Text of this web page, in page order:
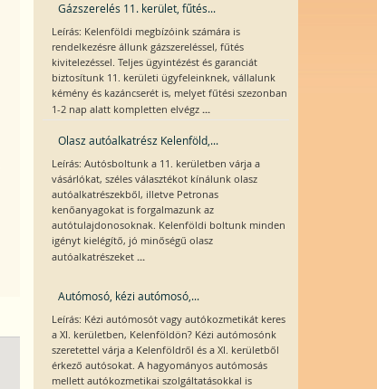
Gázszerelés 11. kerület, fűtés...
Leírás: Kelenföldi megbízóink számára is
rendelkezésre állunk gázszereléssel, fűtés
kivitelezéssel. Teljes ügyintézést és garanciát
biztosítunk 11. kerületi ügyfeleinknek, vállalunk
kémény és kazáncserét is, melyet fűtési szezonban
1-2 nap alatt kompletten elvégz ...
Olasz autóalkatrész Kelenföld,...
Leírás: Autósboltunk a 11. kerületben várja a
vásárlókat, széles választékot kínálunk olasz
autóalkatrészekből, illetve Petronas
kenőanyagokat is forgalmazunk az
autótulajdonosoknak. Kelenföldi boltunk minden
igényt kielégítő, jó minőségű olasz
autóalkatrészeket ...
Autómosó, kézi autómosó,...
Leírás: Kézi autómosót vagy autókozmetikát keres
a XI. kerületben, Kelenföldön? Kézi autómosónk
szeretettel várja a Kelenföldről és a XI. kerületből
érkező autósokat. A hagyományos autómosás
mellett autókozmetikai szolgáltatásokkal is